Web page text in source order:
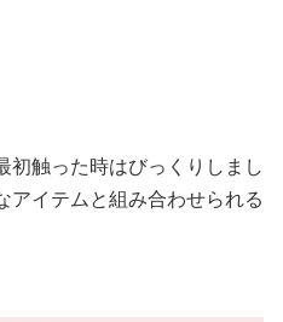
初触った時はびっくりしまし
アイテムと組み合わせられる